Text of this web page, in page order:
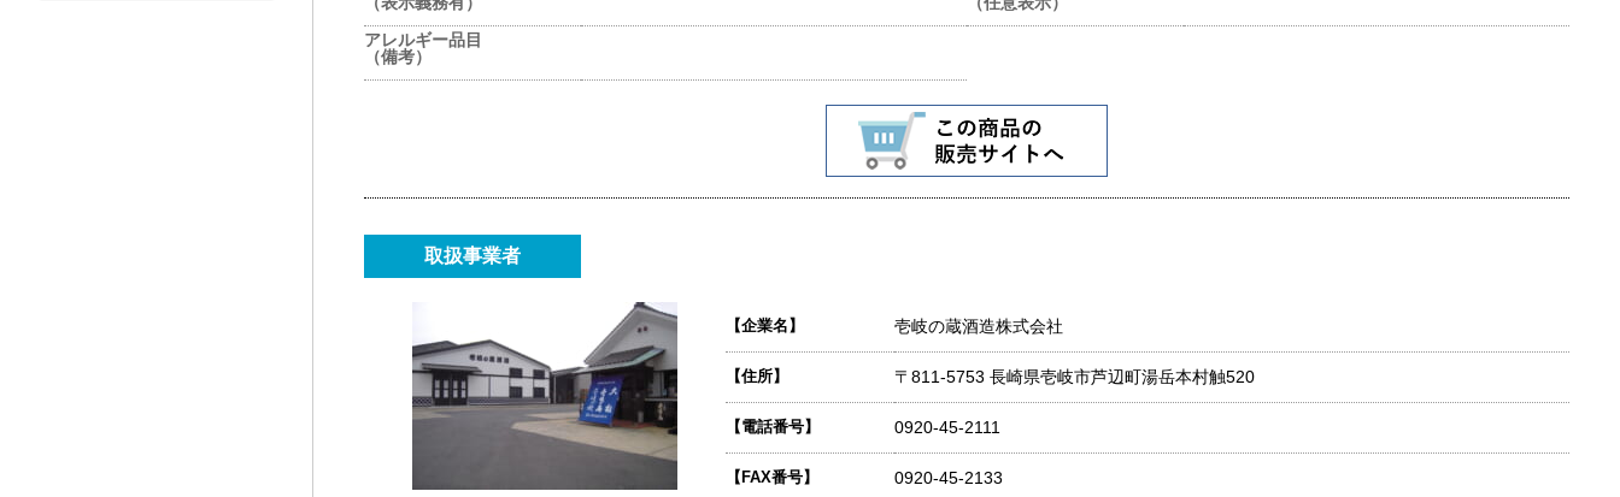
アレルギー品目
（備考）
取扱事業者
【企業名】 壱岐の蔵酒造株式会社
【住所】 〒811-5753 長崎県壱岐市芦辺町湯岳本村触520
【電話番号】 0920-45-2111
【FAX番号】 0920-45-2133